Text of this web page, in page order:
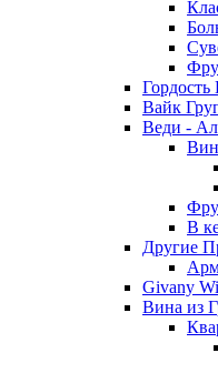
Вайк
Веди -
В
Другие
Givany
Вина из